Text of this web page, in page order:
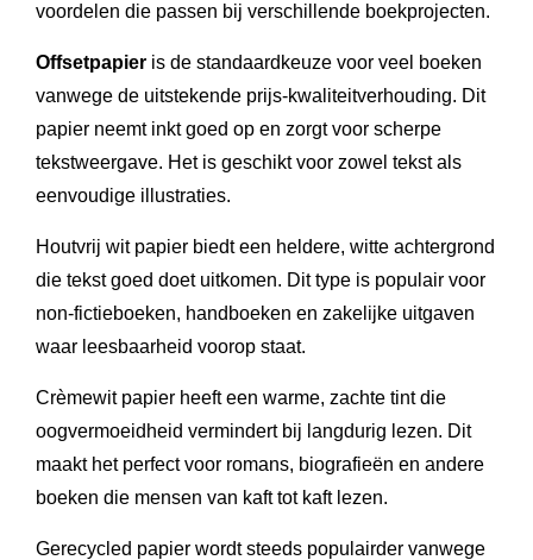
voordelen die passen bij verschillende boekprojecten.
Offsetpapier is de standaardkeuze voor veel boeken
vanwege de uitstekende prijs-kwaliteitverhouding. Dit
papier neemt inkt goed op en zorgt voor scherpe
tekstweergave. Het is geschikt voor zowel tekst als
eenvoudige illustraties.
Houtvrij wit papier biedt een heldere, witte achtergrond
die tekst goed doet uitkomen. Dit type is populair voor
non-fictieboeken, handboeken en zakelijke uitgaven
waar leesbaarheid voorop staat.
Crèmewit papier heeft een warme, zachte tint die
oogvermoeidheid vermindert bij langdurig lezen. Dit
maakt het perfect voor romans, biografieën en andere
boeken die mensen van kaft tot kaft lezen.
Gerecycled papier wordt steeds populairder vanwege